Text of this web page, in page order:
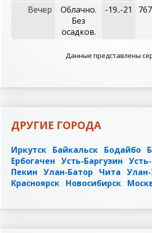
Вечер
Облачно.
Без
осадков.
-19..-21 767
Данные представлены
ДРУГИЕ ГОРОДА
Иркутск Байкальск Бодайбо
Ербогачен Усть-Баргузин
Пекин Улан-Батор Чита
Красноярск Новосибирск